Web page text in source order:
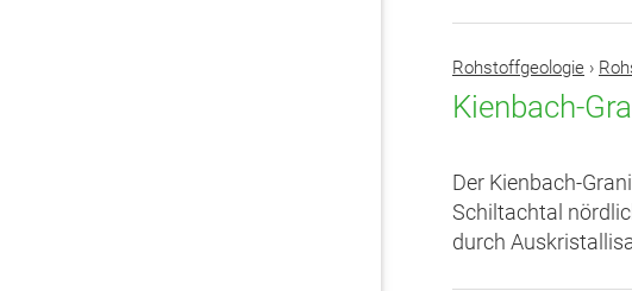
Rohstoffgeologie ›
Kienbach-
Der Kienbach-
Schiltachtal
durch